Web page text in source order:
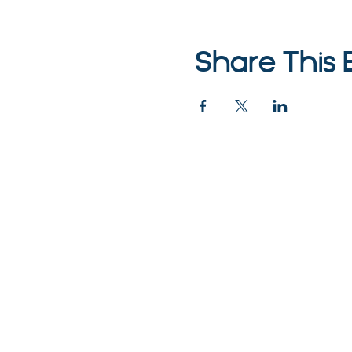
Share This